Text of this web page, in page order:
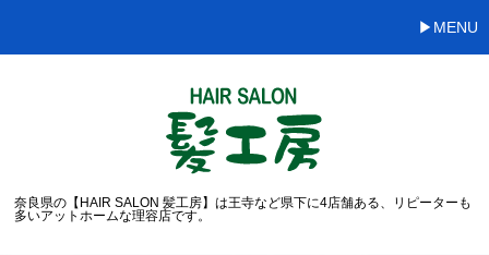
MENU
奈良県の【HAIR SALON 髪工房】は王寺など県下に4店舗ある、リピーターも
多いアットホームな理容店です。